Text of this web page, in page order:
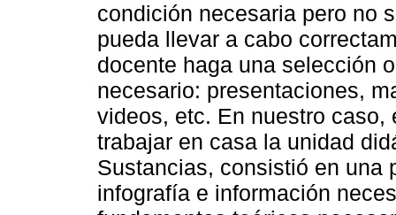
condición necesaria pero no
pueda llevar a cabo
docente haga una selección
necesario: presentaciones,
videos, etc. En nuestro caso,
trabajar en casa la unidad
Sustancias, consistió en una
infografía e información